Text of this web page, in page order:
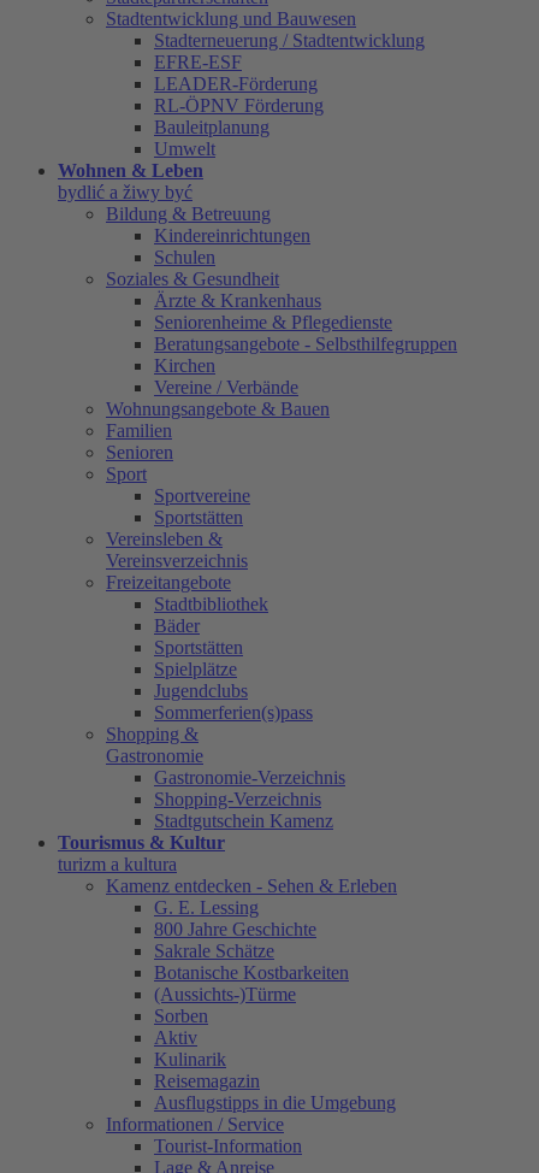
Stadtentwicklung und Bauwesen
Stadterneuerung / Stadtentwicklung
EFRE-ESF
LEADER-Förderung
RL-ÖPNV Förderung
Bauleitplanung
Umwelt
Wohnen & Leben
bydlić a žiwy być
Bildung & Betreuung
Kindereinrichtungen
Schulen
Soziales & Gesundheit
Ärzte & Krankenhaus
Seniorenheime & Pflegedienste
Beratungsangebote - Selbsthilfegruppen
Kirchen
Vereine / Verbände
Wohnungsangebote & Bauen
Familien
Senioren
Sport
Sportvereine
Sportstätten
Vereinsleben &
Vereinsverzeichnis
Freizeitangebote
Stadtbibliothek
Bäder
Sportstätten
Spielplätze
Jugendclubs
Sommerferien(s)pass
Shopping &
Gastronomie
Gastronomie-Verzeichnis
Shopping-Verzeichnis
Stadtgutschein Kamenz
Tourismus & Kultur
turizm a kultura
Kamenz entdecken - Sehen & Erleben
G. E. Lessing
800 Jahre Geschichte
Sakrale Schätze
Botanische Kostbarkeiten
(Aussichts-)Türme
Sorben
Aktiv
Kulinarik
Reisemagazin
Ausflugstipps in die Umgebung
Informationen / Service
Tourist-Information
Lage & Anreise